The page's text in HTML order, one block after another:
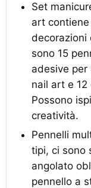
Set
art
decorazioni
sono 15
adesive
nail art e
Possono
creatività.
Pennelli
tipi, ci sono
angolato
pennello a